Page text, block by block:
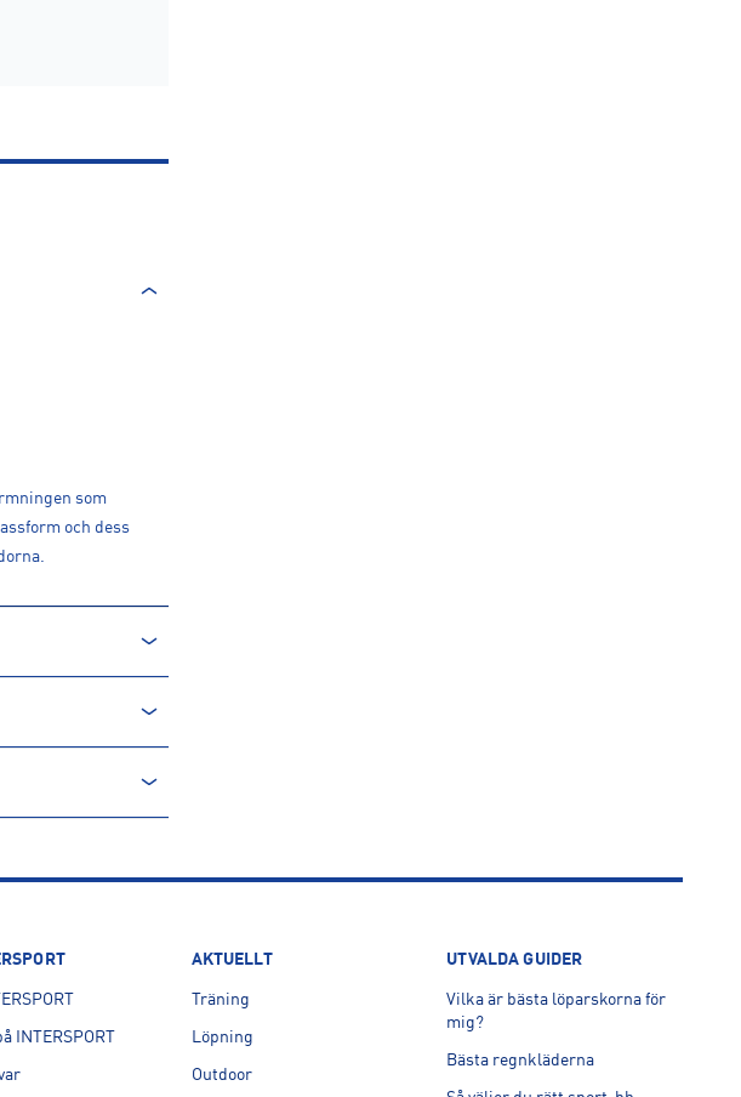
som
och dess
INTERSPORT
AKTUELLT
Träning
Löpning
Outdoor
UTVALDA GUIDER
Vilka är bästa löparskorna för
mig?
Bästa regnkläderna